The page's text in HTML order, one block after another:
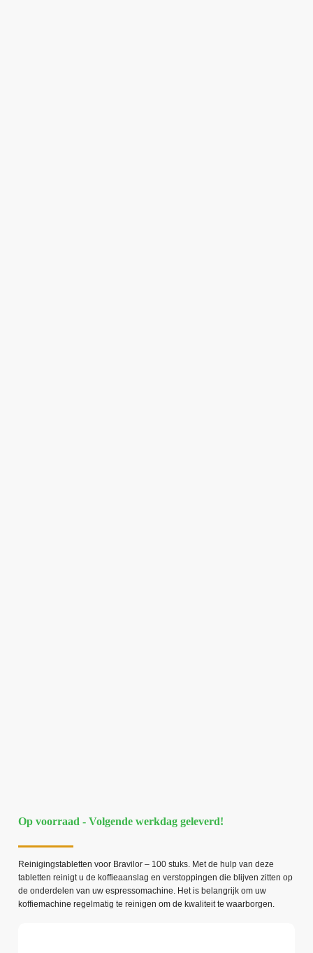
Op voorraad - Volgende werkdag geleverd!
Reinigingstabletten voor Bravilor – 100 stuks. Met de hulp van deze
tabletten reinigt u de koffieaanslag en verstoppingen die blijven zitten op
de onderdelen van uw espressomachine. Het is belangrijk om uw
koffiemachine regelmatig te reinigen om de kwaliteit te waarborgen.